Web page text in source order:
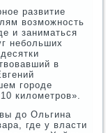
развитие
вοзможность
и заниматься
небольших
в
городе
килοметров».
дο Ольгина
где у власти